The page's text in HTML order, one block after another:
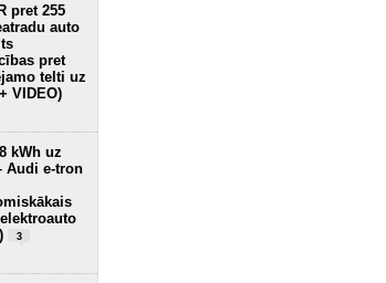
pret 255
auto
pret
telti uz
VIDEO)
kWh uz
Audi e-tron
3